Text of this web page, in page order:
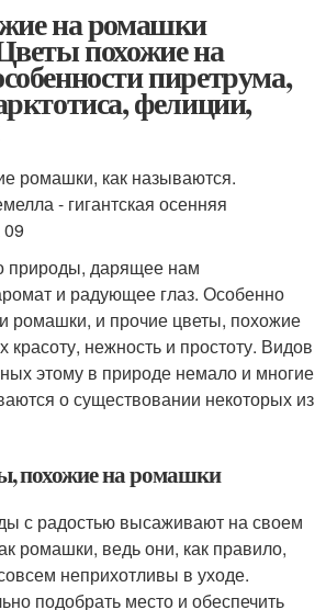
на ромашки
похожие на
пиретрума,
фелиции,
природы, дарящее нам
и радующее глаз. Особенно
ромашки, и прочие цветы, похожие
красоту, нежность и простоту. Видов
этому в природе немало и многие
о существовании некоторых из
похожие на ромашки
с радостью высаживают на своем
ромашки, ведь они, как правило,
неприхотливы в уходе.
подобрать место и обеспечить